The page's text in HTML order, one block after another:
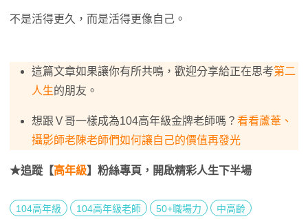
不是活得更久，而是活得更像自己。
這篇文章如果讓你有所共鳴，歡迎分享給正在思考第二
人生的朋友。
想跟Ｖ哥一樣成為104高年級金牌老師嗎？ 看看蘆葦、
攝影師老陳老師們如何讓自己的價值再發光
★追蹤【高年級】粉絲專頁，開啟精彩人生下半場
104高年級 104高年級老師 50+職場力
中高齡